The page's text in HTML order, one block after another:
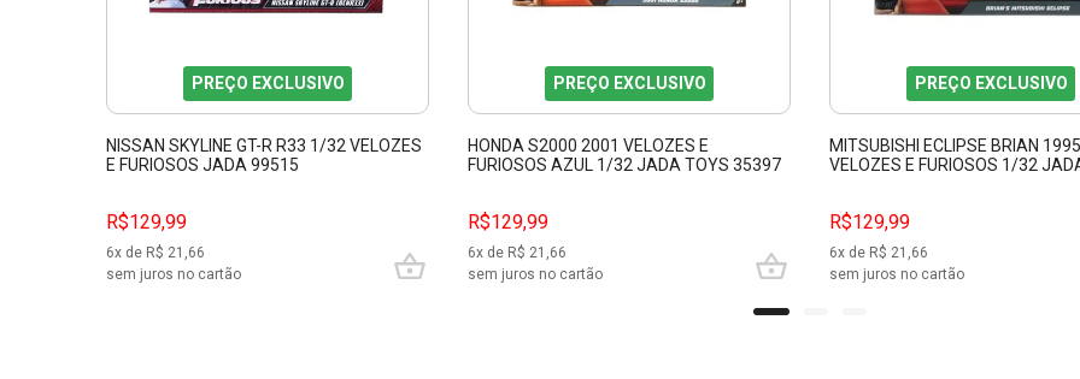
PREÇO EXCLUSIVO
NISSAN SKYLINE GT-R R33 1/32 VELOZES
E FURIOSOS JADA 99515
R$129,99
6x de R$ 21,66
sem juros no cartão
PREÇO EXCLUSIVO
HONDA S2000 2001 VELOZES E
FURIOSOS AZUL 1/32 JADA TOYS 35397
R$129,99
6x de R$ 21,66
sem juros no cartão
PREÇO EXCLUSIVO
MITSUBISHI ECLIPSE BRIAN 1995
VELOZES E FURIOSOS 1/32
R$129,99
6x de R$ 21,66
sem juros no cartão